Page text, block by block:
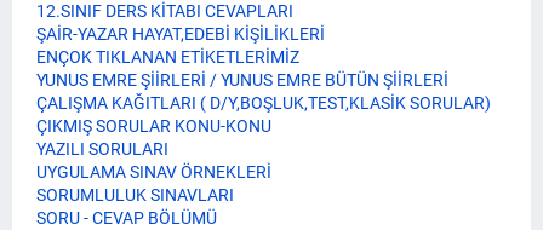
12.SINIF DERS KİTABI CEVAPLARI
ŞAİR-YAZAR HAYAT,EDEBİ KİŞİLİKLERİ
ENÇOK TIKLANAN ETİKETLERİMİZ
YUNUS EMRE ŞİİRLERİ / YUNUS EMRE BÜTÜN ŞİİRLERİ
ÇALIŞMA KAĞITLARI ( D/Y,BOŞLUK,TEST,KLASİK SORULAR)
ÇIKMIŞ SORULAR KONU-KONU
YAZILI SORULARI
UYGULAMA SINAV ÖRNEKLERİ
SORUMLULUK SINAVLARI
SORU - CEVAP BÖLÜMÜ